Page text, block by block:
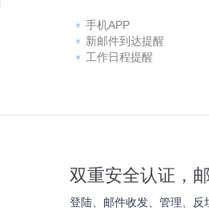
手机APP
新邮件到达提醒
工作日程提醒
双重安全认证，
登陆、邮件收发、管理、